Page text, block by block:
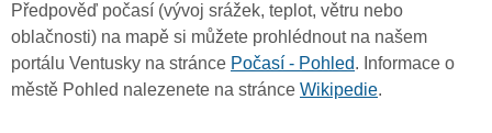
Předpověď počasí (vývoj srážek, teplot, větru nebo
oblačnosti) na mapě si můžete prohlédnout na našem
portálu Ventusky na stránce Počasí - Pohled. Informace o
městě Pohled nalezenete na stránce Wikipedie.